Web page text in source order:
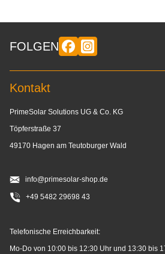
FOLGEN
Kontakt
PrimeSolar Solutions UG & Co. KG
Töpferstraße 37
49170 Hagen am Teutoburger Wald
info@primesolar-shop.de
+49 5482 29698 43
Telefonische Erreichbarkeit:
Mo-Do von 10:00 bis 12:30 Uhr und 13:30 bis